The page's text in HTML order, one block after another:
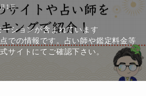
1日
ションが含まれています
での情報です。占い師や鑑定料金等
サイトにてご確認下さい。